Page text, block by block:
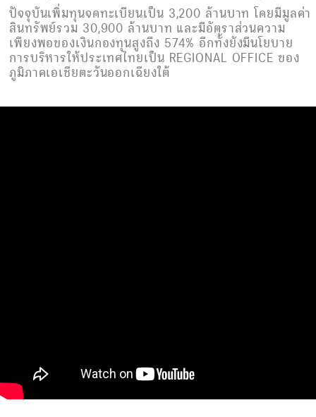
ปัจจุบันเพิ่มทุนจดทะเบียนเป็น 3,200 ล้านบาท โดยมีมูลค่า
สินทรัพย์รวม 30,900 ล้านบาท และมีอัตราส่วนความ
เพียงพอของเงินกองทุนสูงถึง 574% อีกทั้งยังมีนโยบาย
การบริหารให้ประเทศไทยเป็น REGIONAL OFFICE ของ
ภูมิภาคเอเชียตะวันออกเฉียงใต้